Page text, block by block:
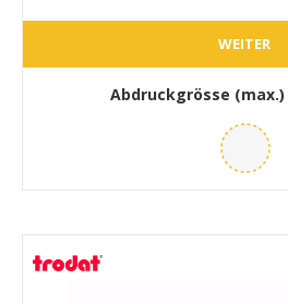
WEITER
Abdruckgrösse (max.)